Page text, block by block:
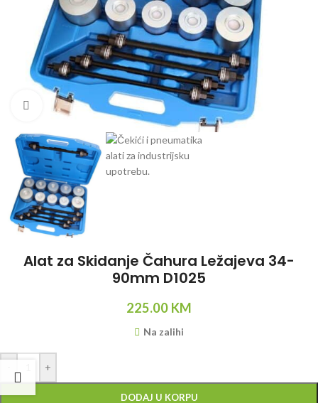
Klikni da uvećaš
Alat za Skidanje Čahura Ležajeva 34-
90mm D1025
225.00 KM
Na zalihi
+
DODAJ U KORPU